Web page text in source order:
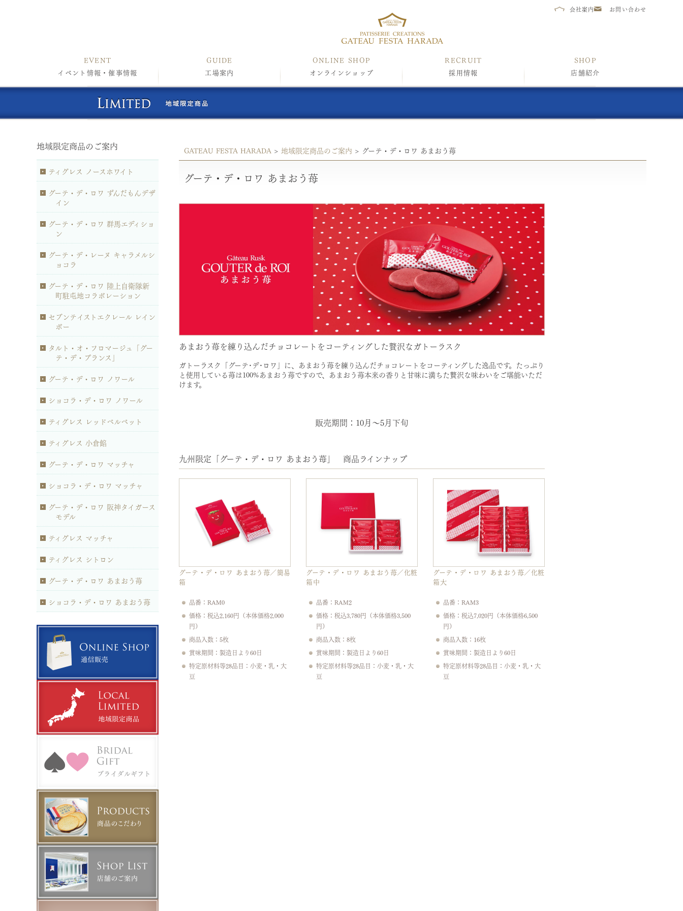
会社案内 お問い合わせ
EVENT
イベント情報・催事情報
GUIDE
工場案内
ONLINE SHOP
オンラインショップ
RECRUIT
採用情報
SHOP
店舗紹介
地域限定商品のご案内
ティグレス ノースホワイト
グーテ・デ・ロワ ずんだもんデザ
イン
グーテ・デ・ロワ 群馬エディショ
ン
グーテ・デ・レーヌ キャラメルシ
ョコラ
グーテ・デ・ロワ 陸上自衛隊新
町駐屯地コラボレーション
セブンテイストエクレール レイン
ボー
タルト・オ・フロマージュ「グー
テ・デ・プランス」
グーテ・デ・ロワ ノワール
ショコラ・デ・ロワ ノワール
ティグレス レッドベルベット
ティグレス 小倉餡
グーテ・デ・ロワ マッチャ
ショコラ・デ・ロワ マッチャ
グーテ・デ・ロワ 阪神タイガース
モデル
ティグレス マッチャ
ティグレス シトロン
グーテ・デ・ロワ あまおう苺
ショコラ・デ・ロワ あまおう苺
GATEAU FESTA HARADA > 地域限定商品のご案内 > グーテ・デ・ロワ あまおう苺
グーテ・デ・ロワ あまおう苺
あまおう苺を練り込んだチョコレートをコーティングした贅沢なガトーラスク
ガトーラスク「グーテ･デ･ロワ」に、あまおう苺を練り込んだチョコレートをコーティングした逸品です。たっぷり
と使用している苺は100%あまおう苺ですので、あまおう苺本来の香りと甘味に満ちた贅沢な味わいをご堪能いただ
けます。
販売期間：10月～5月下旬
九州限定「グーテ・デ・ロワ あまおう苺」 商品ラインナップ
グーテ・デ・ロワ あまおう苺／簡易
箱
品番：RAM0
価格：税込2,160円（本体価格2,000
円）
商品入数：5枚
賞味期間：製造日より60日
特定原材料等28品目：小麦・乳・大
豆
グーテ・デ・ロワ あまおう苺／化粧
箱中
品番：RAM2
価格：税込3,780円（本体価格3,500
円）
商品入数：8枚
賞味期間：製造日より60日
特定原材料等28品目：小麦・乳・大
豆
グーテ・デ・ロワ あまおう苺／化粧
箱大
品番：RAM3
価格：税込7,020円（本体価格6,500
円）
商品入数：16枚
賞味期間：製造日より60日
特定原材料等28品目：小麦・乳・大
豆